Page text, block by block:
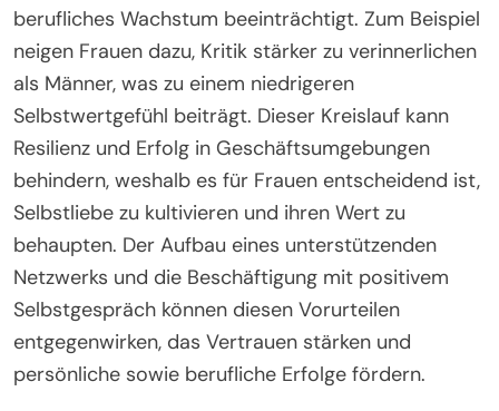
berufliches Wachstum beeinträchtigt. Zum Beispiel
neigen Frauen dazu, Kritik stärker zu verinnerlichen
als Männer, was zu einem niedrigeren
Selbstwertgefühl beiträgt. Dieser Kreislauf kann
Resilienz und Erfolg in Geschäftsumgebungen
behindern, weshalb es für Frauen entscheidend ist,
Selbstliebe zu kultivieren und ihren Wert zu
behaupten. Der Aufbau eines unterstützenden
Netzwerks und die Beschäftigung mit positivem
Selbstgespräch können diesen Vorurteilen
entgegenwirken, das Vertrauen stärken und
persönliche sowie berufliche Erfolge fördern.